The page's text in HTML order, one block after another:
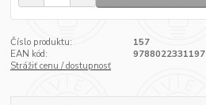
Číslo produktu:
157
EAN kód:
9788022331197
Strážiť cenu / dostupnosť